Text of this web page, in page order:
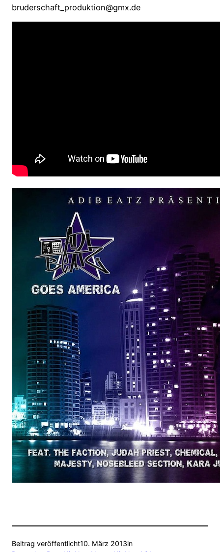
bruderschaft_produktion@gmx.de
Beitrag veröffentlicht10. März 2013in